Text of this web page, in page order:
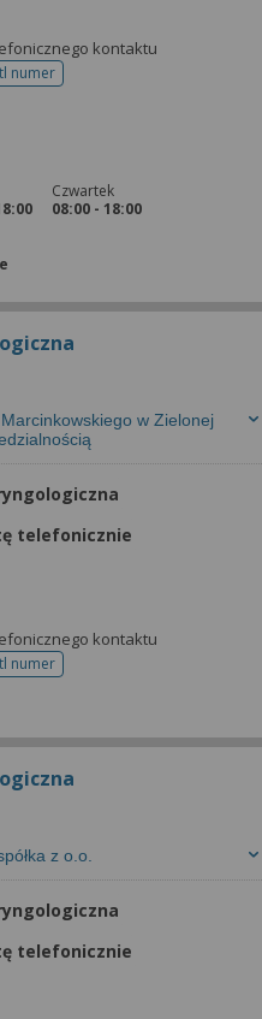
kontaktu
numer
telefonu do rejestracji
Czwartek
08:00 - 18:00
telefonicznie
kontaktu
numer
telefonu do rejestracji
z o.o.
telefonicznie